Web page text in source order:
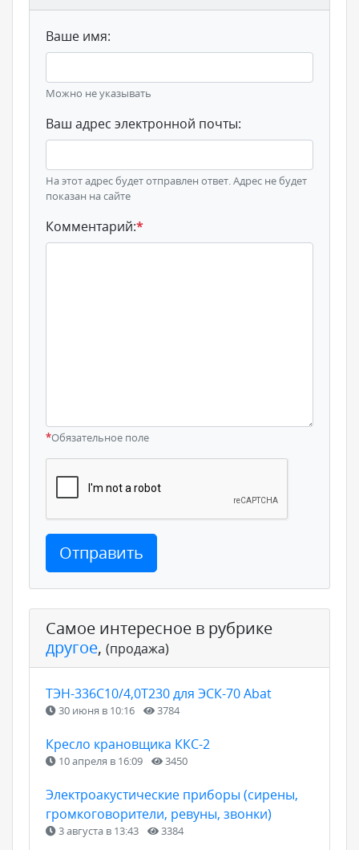
Ваше имя:
Можно не указывать
Ваш адрес электронной почты:
На этот адрес будет отправлен ответ. Адрес не будет
показан на сайте
Комментарий:*
*Обязательное поле
Отправить
Самое интересное в рубрике
другое, (продажа)
ТЭН-336С10/4,0Т230 для ЭСК-70 Abat
30 июня в 10:16 3784
Кресло крановщика ККС-2
10 апреля в 16:09 3450
Электроакустические приборы (сирены,
громкоговорители, ревуны, звонки)
3 августа в 13:43 3384